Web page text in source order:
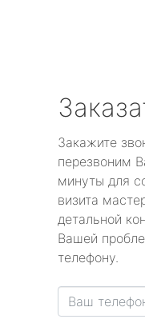
Закажите
перезвоним
минуты для
визита
детальной
Вашей
телефону.